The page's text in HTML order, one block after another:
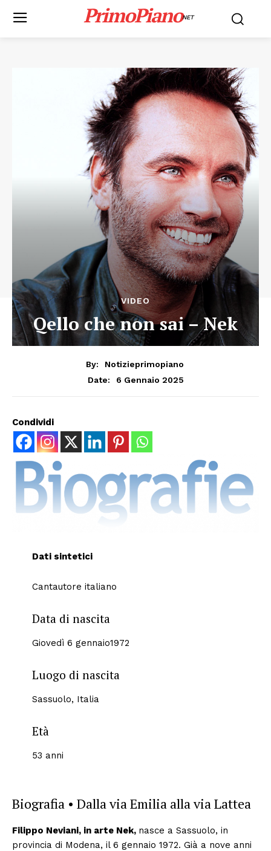
PrimoPianoNET
VIDEO
Qello che non sai – Nek
By:
Notizieprimopiano
Date:
6 Gennaio 2025
Condividi
Dati sintetici
Cantautore italiano
Data di nascita
Giovedì 6 gennaio1972
Luogo di nascita
Sassuolo, Italia
Età
53 anni
Biografia • Dalla via Emilia alla via Lattea
Filippo Neviani, in arte Nek, nasce a Sassuolo, in
provincia di Modena, il 6 gennaio 1972. Già a nove anni